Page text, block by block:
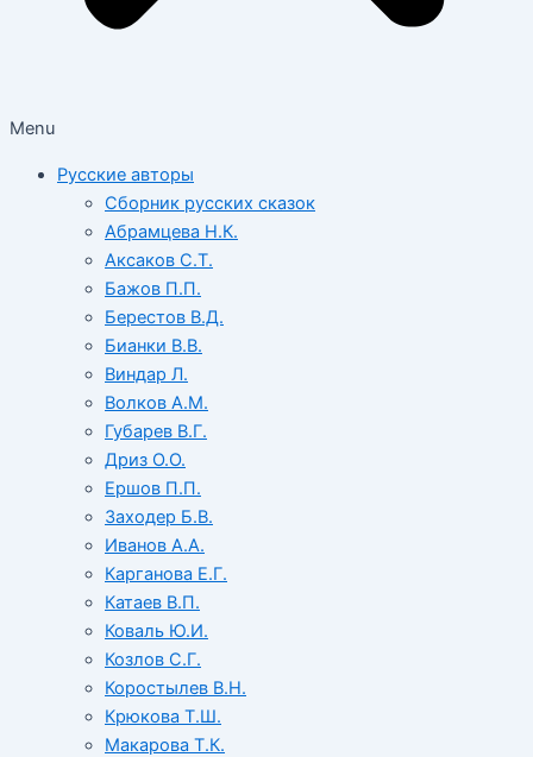
Menu
Русские авторы
Сборник русских сказок
Абрамцева Н.К.
Аксаков С.Т.
Бажов П.П.
Берестов В.Д.
Бианки В.В.
Виндар Л.
Волков А.М.
Губарев В.Г.
Дриз О.О.
Ершов П.П.
Заходер Б.В.
Иванов А.А.
Карганова Е.Г.
Катаев В.П.
Коваль Ю.И.
Козлов С.Г.
Коростылев В.Н.
Крюкова Т.Ш.
Макарова Т.К.